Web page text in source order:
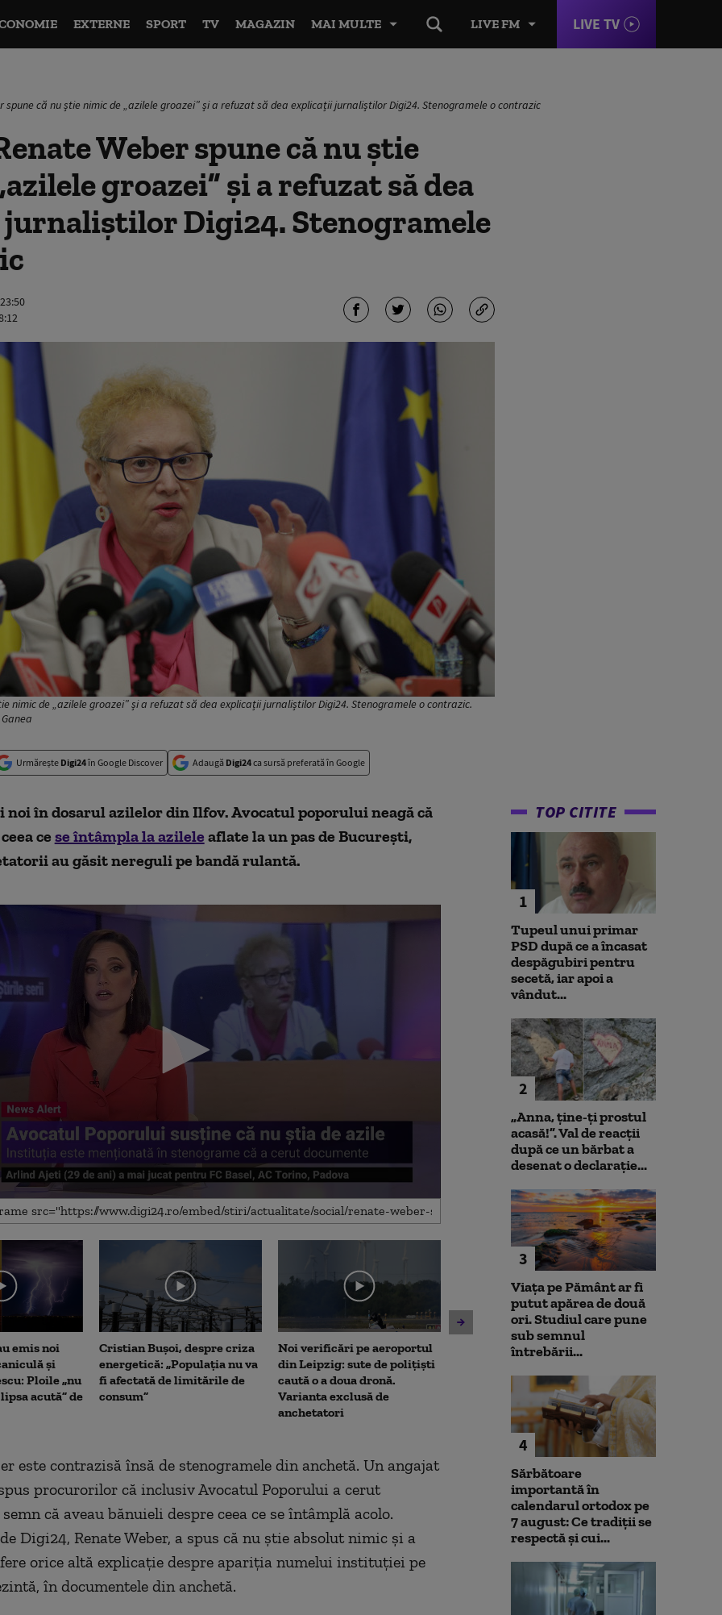
LIVE FM LIVE TV
EXTERNE SPORT TV MAGAZIN MAI MULTE
spune că nu știe nimic de „azilele groazei” și a refuzat să dea explicații jurnaliștilor Digi24. Stenogramele o contrazic
Weber spune că nu știe
groazei” și a refuzat să dea
Digi24. Stenogramele
nimic de „azilele groazei” și a refuzat să dea explicații jurnaliștilor Digi24. Stenogramele o contrazic.
Urmărește Digi24în Google Discover Adaugă Digi24ca sursă preferată în Google
noi în dosarul azilelor din Ilfov. Avocatul poporului neagă că
ce se întâmpla la azilele aflate la un pas de București,
au găsit nereguli pe bandă rulantă.
emis noi
și
Ploile „nu
acută” de
Cristian Bușoi, despre criza
energetică: „Populația nu va
fi afectată de limitările de
consum”
Noi verificări pe aeroportul
din Leipzig: sute de polițiști
caută o a doua dronă.
Varianta exclusă de
anchetatori
Societatea de Transport
insolvența
pe cărbune:
poate avea
financiare”
este contrazisă însă de stenogramele din anchetă. Un angajat
procurorilor că inclusiv Avocatul Poporului a cerut
că aveau bănuieli despre ceea ce se întâmplă acolo.
Digi24, Renate Weber, a spus că nu știe absolut nimic și a
orice altă explicație despre apariția numelui instituției pe
în documentele din anchetă.
TOP CITITE
1
Tupeul unui primar
PSD după ce a încasat
despăgubiri pentru
secetă, iar apoi a
vândut...
2
„Anna, ţine-ţi prostul
acasă!”. Val de reacții
după ce un bărbat a
desenat o declarație...
3
Viața pe Pământ ar fi
putut apărea de două
ori. Studiul care pune
sub semnul
întrebării...
4
Sărbătoare
importantă în
calendarul ortodox pe
7 august: Ce tradiții se
respectă și cui...